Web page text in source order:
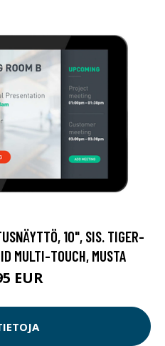
10", SIS. TIGER-
MULTI-TOUCH, MUSTA
EUR